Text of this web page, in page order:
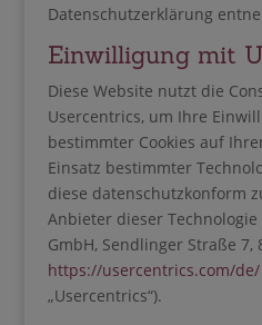
Datenschutzerklärung
Einwilligung mit
Diese Website nutzt die
Usercentrics, um Ihre
bestimmter Cookies auf
Einsatz bestimmter
diese datenschutzkonform
Anbieter dieser
GmbH, Sendlinger Straße
https://usercentrics.com/de/
„Usercentrics“).